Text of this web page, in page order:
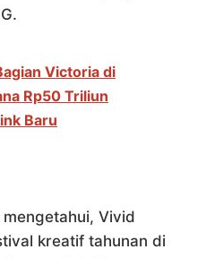
Victoria di
Rp50 Triliun
Baru
Vivid
kreatif tahunan di